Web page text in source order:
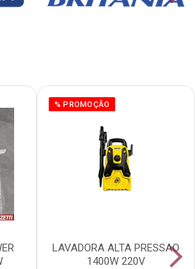
% PROMOÇÃO
LAVADORA ALTA PRESSAO
1400W 220V